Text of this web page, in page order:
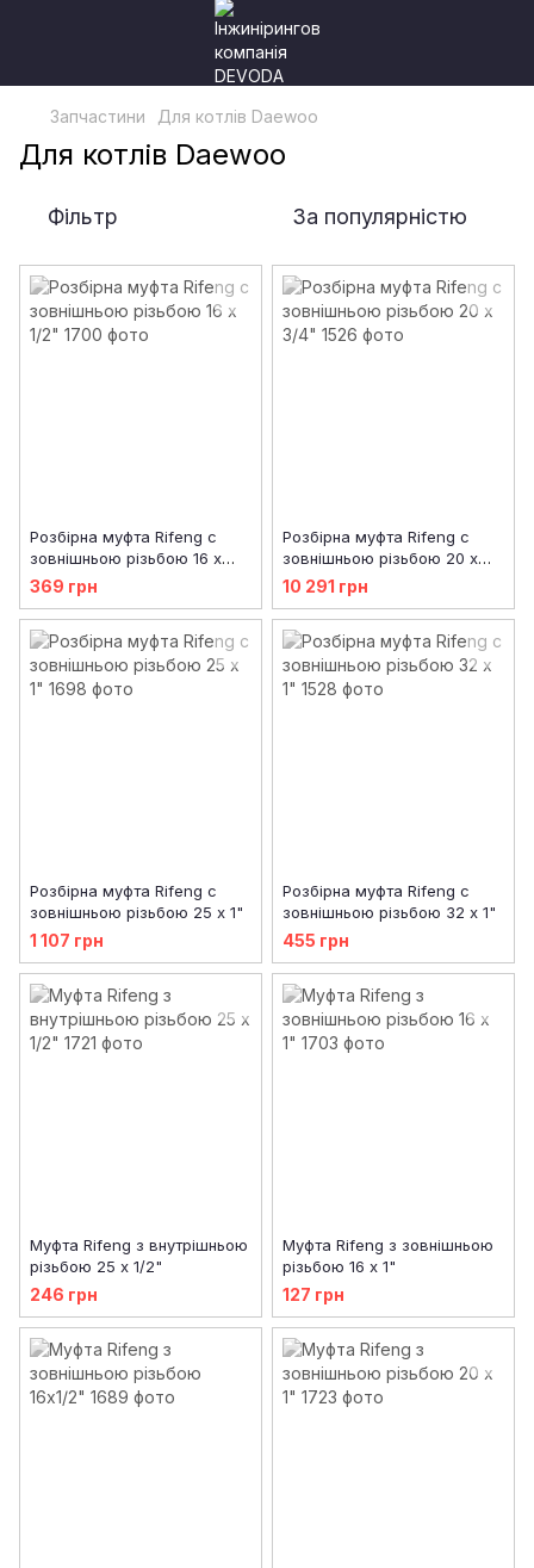
Запчастини Для котлів Daewoo
Для котлів Daewoo
Фільтр За популярністю
Розбірна муфта Rifeng с
зовнішньою різьбою 16 х
1/2"
369 грн
Розбірна муфта Rifeng с
зовнішньою різьбою 20 х
3/4"
10 291 грн
Розбірна муфта Rifeng с
зовнішньою різьбою 25 х 1"
1 107 грн
Розбірна муфта Rifeng с
зовнішньою різьбою 32 х 1"
455 грн
Муфта Rifeng з внутрішньою
різьбою 25 x 1/2"
246 грн
Муфта Rifeng з зовнішньою
різьбою 16 х 1"
127 грн